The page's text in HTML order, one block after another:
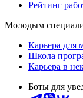
Рейтинг
Молодым
Карьера для
Школа
Карьера в
Боты для